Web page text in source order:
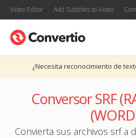
Video Editor Add Subtitles to Video
¿Necesita reconocimiento de
Conversor SRF
Convierta sus archivos srf a